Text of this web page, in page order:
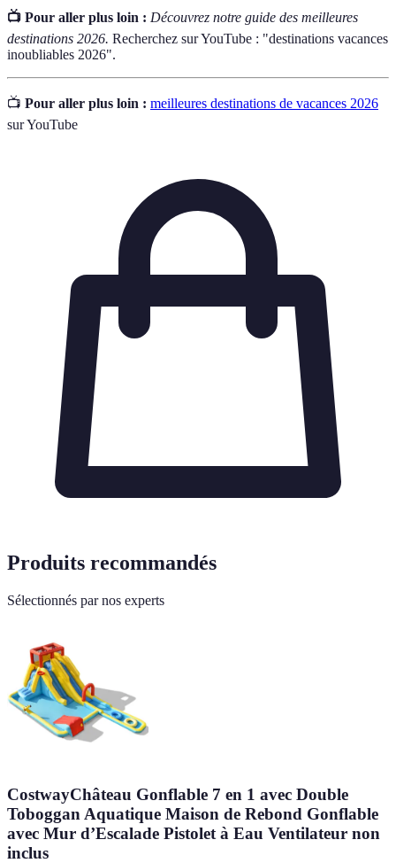
📺 Pour aller plus loin : Découvrez notre guide des meilleures
destinations 2026. Recherchez sur YouTube : "destinations vacances
inoubliables 2026".
📺 Pour aller plus loin : meilleures destinations de vacances 2026
sur YouTube
Produits recommandés
Sélectionnés par nos experts
CostwayChâteau Gonflable 7 en 1 avec Double
Toboggan Aquatique Maison de Rebond Gonflable
avec Mur d’Escalade Pistolet à Eau Ventilateur non
inclus